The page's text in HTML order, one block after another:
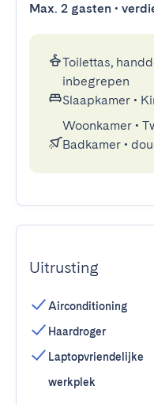
Max. 2 gasten •
Toilettas,
inbegrepen
Slaapkamer •
Woonkamer •
Badkamer •
Uitrusting
Airconditioning
Haardroger
Laptopvriendelijke
werkplek